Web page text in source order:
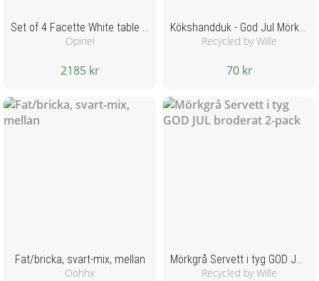
Set of 4 Facette White table knives
Opinel
2185 kr
Kökshandduk - God Jul Mörkgrå
Recycled by Wille
70 kr
Fat/bricka, svart-mix, mellan
Oohhx
Mörkgrå Servett i tyg GOD JUL broderat 2-pack
Recycled by Wille